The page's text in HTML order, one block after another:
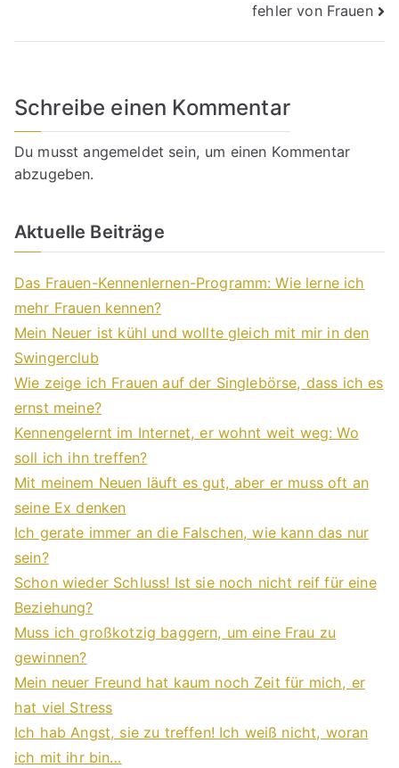
fehler von Frauen
Schreibe einen Kommentar
Du musstangemeldet sein, um einen Kommentar
abzugeben.
Aktuelle Beiträge
Das Frauen-Kennenlernen-Programm: Wie lerne ich
mehr Frauen kennen?
Mein Neuer ist kühl und wollte gleich mit mir in den
Swingerclub
Wie zeige ich Frauen auf der Singlebörse, dass ich es
ernst meine?
Kennengelernt im Internet, er wohnt weit weg: Wo
soll ich ihn treffen?
Mit meinem Neuen läuft es gut, aber er muss oft an
seine Ex denken
Ich gerate immer an die Falschen, wie kann das nur
sein?
Schon wieder Schluss! Ist sie noch nicht reif für eine
Beziehung?
Muss ich großkotzig baggern, um eine Frau zu
gewinnen?
Mein neuer Freund hat kaum noch Zeit für mich, er
hat viel Stress
Ich hab Angst, sie zu treffen! Ich weiß nicht, woran
ich mit ihr bin…